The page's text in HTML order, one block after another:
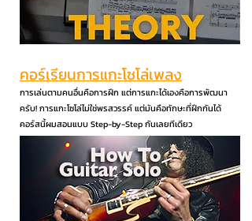
คอร์เรียนการแกะโซโล่เพลง
การเล่นตามคนอื่นคือการฝึก แต่การแกะได้เองคือการพัฒนา
ครับ! การแกะโซโล่ไม่ใช่พรสวรรค์ แต่มันคือทักษะที่ฝึกกันได้
คอร์สนี้ผมสอนแบบ Step-by-Step กันเลยทีเดียว